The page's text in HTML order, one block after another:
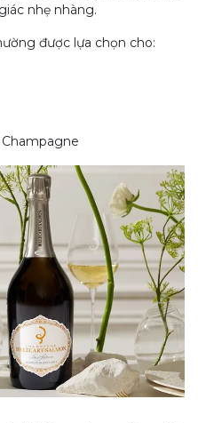
nhẹ nhàng.
được lựa chọn cho: